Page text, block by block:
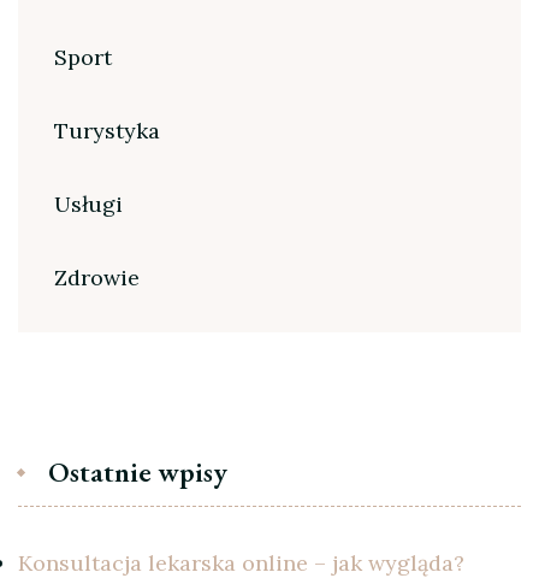
Sport
Turystyka
Usługi
Zdrowie
Ostatnie wpisy
Konsultacja lekarska online – jak wygląda?